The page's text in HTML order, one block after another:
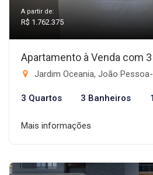
A partir de:
R$ 1.762.375
Apartamento à Venda com
Jardim Oceania, João
3 Quartos 3 Banheiros
Mais informações